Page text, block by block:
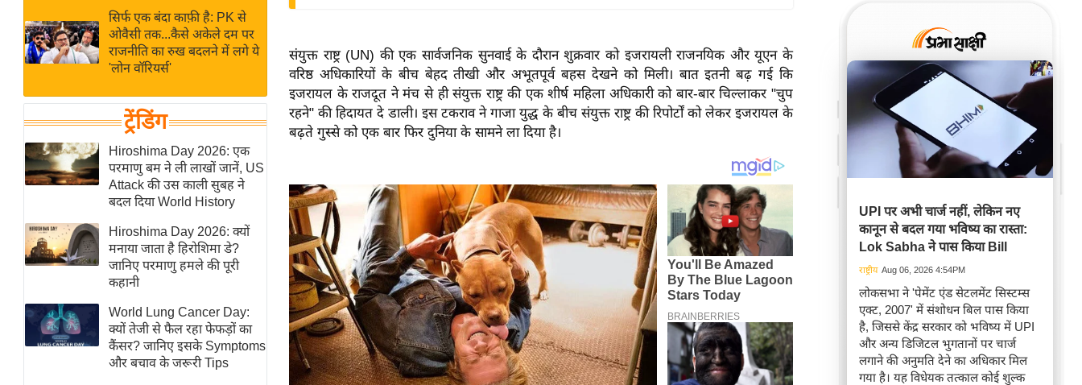
ऑटो वर्ल्ड
न्यूज ब्रीफ
मनोरंजन जगत
फिल्म समीक्षा
Breaking
News
लाइफस्टाइल
टेक्नॉलॉजी
ब्यूटी/फैशन
घरेलू नुस्खे
पर्यटन स्थल
फिटनेस मंत्रा
रिलेशनशिप
सिर्फ एक बंदा काफ़ी है: PK से
ओवैसी तक...कैसे अकेले दम पर
राजनीति का रुख बदलने में लगे ये
'लोन वॉरियर्स'
ट्रेंडिंग
Hiroshima Day 2026: एक
परमाणु बम ने ली लाखों जानें, US
Attack की उस काली सुबह ने
बदल दिया World History
Hiroshima Day 2026: क्यों
मनाया जाता है हिरोशिमा डे?
जानिए परमाणु हमले की पूरी
कहानी
World Lung Cancer Day:
क्यों तेजी से फैल रहा फेफड़ों का
कैंसर? जानिए इसके Symptoms
और बचाव के जरूरी Tips
संयुक्त राष्ट्र (UN) की एक सार्वजनिक सुनवाई के दौरान शुक्रवार को इजरायली राजनयिक और यूएन के
वरिष्ठ अधिकारियों के बीच बेहद तीखी और अभूतपूर्व बहस देखने को मिली। बात इतनी बढ़ गई कि
इजरायल के राजदूत ने मंच से ही संयुक्त राष्ट्र की एक शीर्ष महिला अधिकारी को बार-बार चिल्लाकर "चुप
रहने" की हिदायत दे डाली। इस टकराव ने गाजा युद्ध के बीच संयुक्त राष्ट्र की रिपोर्टों को लेकर इजरायल के
बढ़ते गुस्से को एक बार फिर दुनिया के सामने ला दिया है।
UPI पर अभी चार्ज नहीं, लेकिन नए
कानून से बदल गया भविष्य का रास्ता:
Lok Sabha ने पास किया Bill
राष्ट्रीय Aug 06, 2026 4:54PM
लोकसभा ने 'पेमेंट एंड सेटलमेंट सिस्टम्स
एक्ट, 2007' में संशोधन बिल पास किया
है, जिससे केंद्र सरकार को भविष्य में UPI
और अन्य डिजिटल भुगतानों पर चार्ज
लगाने की अनुमति देने का अधिकार मिल
गया है। यह विधेयक तत्काल कोई शुल्क